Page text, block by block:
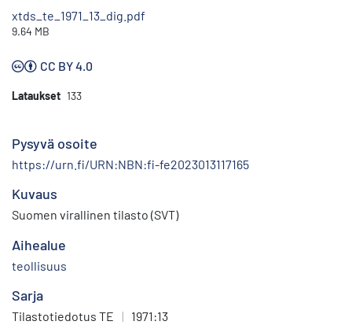
xtds_te_1971_13_dig.pdf
9.64 MB
CC BY 4.0
Lataukset 133
Pysyvä osoite
https://urn.fi/URN:NBN:fi-fe2023013117165
Kuvaus
Suomen virallinen tilasto (SVT)
Aihealue
teollisuus
Sarja
Tilastotiedotus TE | 1971:13